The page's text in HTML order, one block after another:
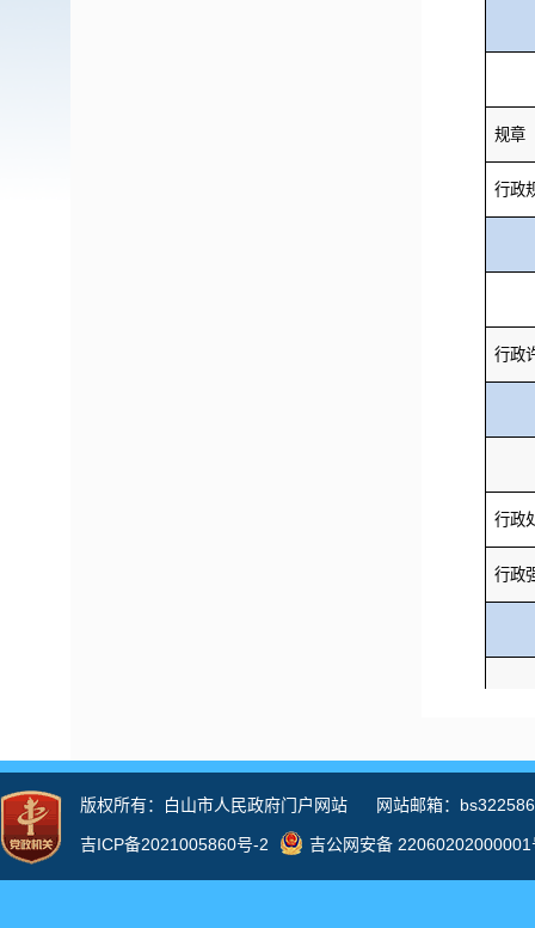
规章
行政
行政
行政
行政